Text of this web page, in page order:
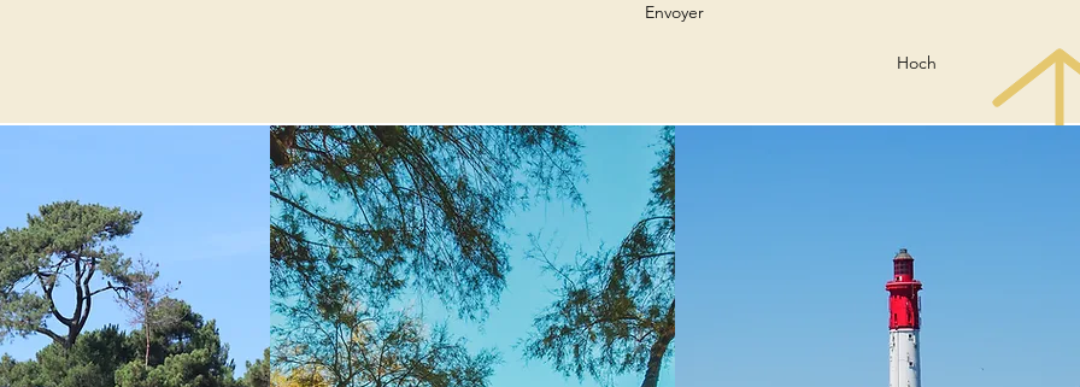
Envoyer
Hoch